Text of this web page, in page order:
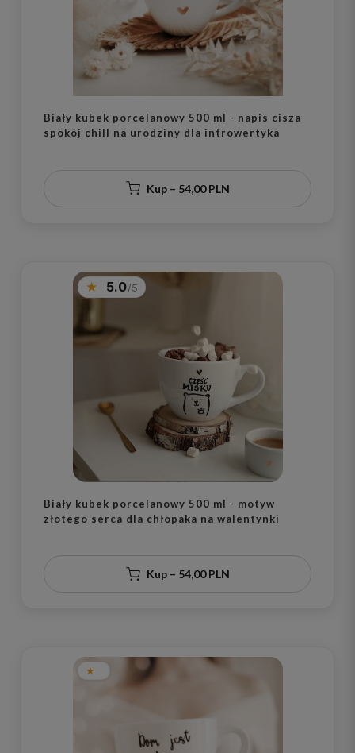
Biały kubek porcelanowy 500 ml - napis cisza
spokój chill na urodziny dla introwertyka
Kup – 54,00 PLN
5.0
Biały kubek porcelanowy 500 ml - motyw
złotego serca dla chłopaka na walentynki
Kup – 54,00 PLN